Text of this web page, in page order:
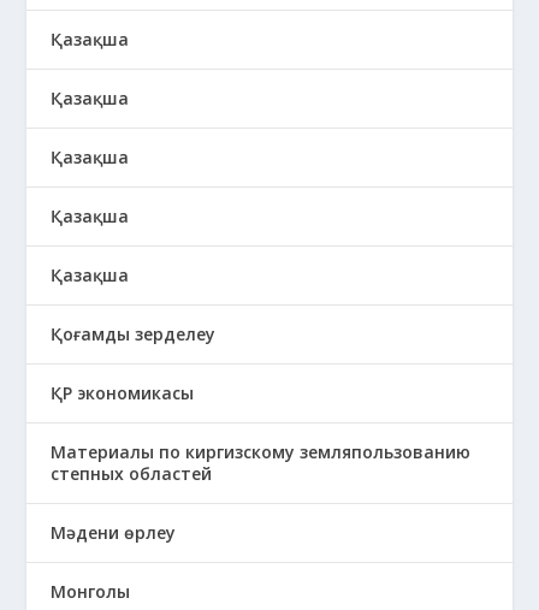
Қазақша
Қазақша
Қазақша
Қазақша
Қазақша
Қоғамды зерделеу
ҚР экономикасы
Материалы по киргизскому земляпользованию
степных областей
Мәдени өрлеу
Монголы